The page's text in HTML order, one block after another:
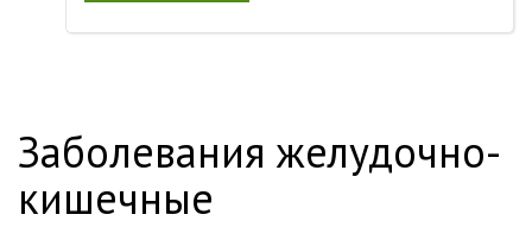
Заболевания желудочно-
кишечные